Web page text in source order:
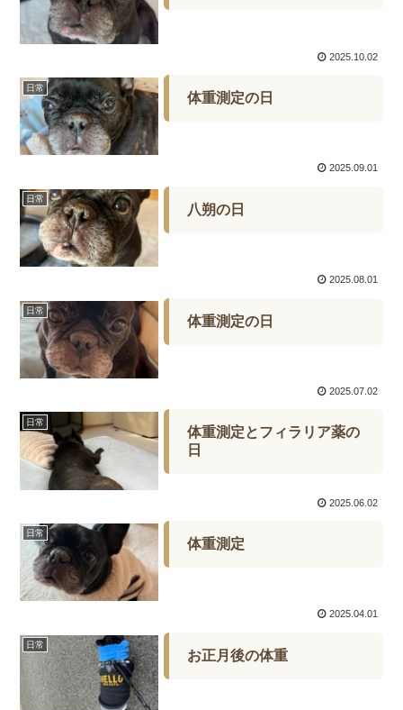
2025.10.02
日常
体重測定の日
2025.09.01
日常
八朔の日
2025.08.01
日常
体重測定の日
2025.07.02
日常
体重測定とフィラリア薬の
日
2025.06.02
日常
体重測定
2025.04.01
日常
お正月後の体重